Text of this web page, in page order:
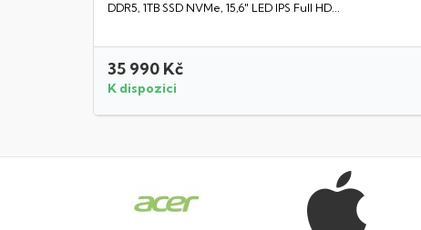
DDR5, 1TB SSD NVMe, 15,6" LED IPS Full HD...
35 990 Kč
K dispozici